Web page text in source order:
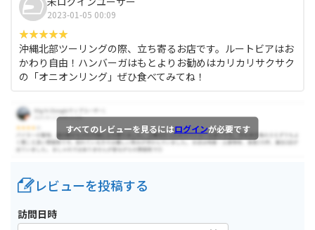
2023-01-05 00:09
沖縄北部ツーリングの際、立ち寄るお店です。ルートビアはお
かわり自由！ハンバーガはもとよりお勧めはカリカリサクサク
の「オニオンリング」ぜひ食べてみてね！
すべてのレビューを見るにはログインが必要です
レビューを投稿する
訪問日時